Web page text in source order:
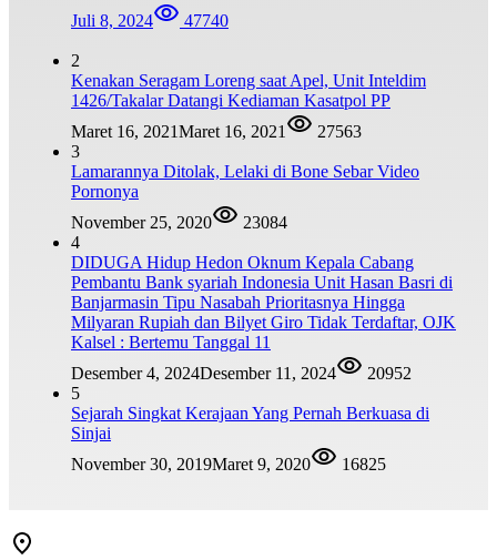
Juli 8, 2024
47740
2
Kenakan Seragam Loreng saat Apel, Unit Inteldim
1426/Takalar Datangi Kediaman Kasatpol PP
Maret 16, 2021Maret 16, 2021
27563
3
Lamarannya Ditolak, Lelaki di Bone Sebar Video
Pornonya
November 25, 2020
23084
4
DIDUGA Hidup Hedon Oknum Kepala Cabang
Pembantu Bank syariah Indonesia Unit Hasan Basri di
Banjarmasin Tipu Nasabah Prioritasnya Hingga
Milyaran Rupiah dan Bilyet Giro Tidak Terdaftar, OJK
Kalsel : Bertemu Tanggal 11
Desember 4, 2024Desember 11, 2024
20952
5
Sejarah Singkat Kerajaan Yang Pernah Berkuasa di
Sinjai
November 30, 2019Maret 9, 2020 16825